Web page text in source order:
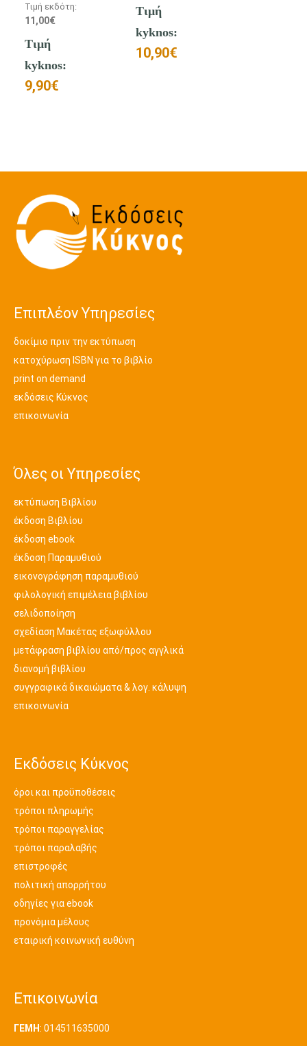
Τιμή εκδότη:
11,00€
Τιμή
kyknos:
9,90€
Τιμή
kyknos:
10,90€
Επιπλέον Υπηρεσίες
δοκίμιο πριν την εκτύπωση
κατοχύρωση ISBN για το βιβλίο
print on demand
εκδόσεις Κύκνος
επικοινωνία
Όλες οι Υπηρεσίες
εκτύπωση Βιβλίου
έκδοση Βιβλίου
έκδοση ebook
έκδοση Παραμυθιού
εικονογράφηση παραμυθιού
φιλολογική επιμέλεια βιβλίου
σελιδοποίηση
σχεδίαση Μακέτας εξωφύλλου
μετάφραση βιβλίου από/προς αγγλικά
διανομή βιβλίου
συγγραφικά δικαιώματα & λογ. κάλυψη
επικοινωνία
Εκδόσεις Κύκνος
όροι και προϋποθέσεις
τρόποι πληρωμής
τρόποι παραγγελίας
τρόποι παραλαβής
επιστροφές
πολιτική απορρήτου
οδηγίες για ebook
προνόμια μέλους
εταιρική κοινωνική ευθύνη
Επικοινωνία
ΓΕΜΗ: 014511635000